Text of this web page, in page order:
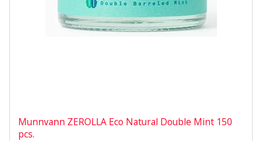
Munnvann ZEROLLA Eco Natural Double Mint 150
pcs.